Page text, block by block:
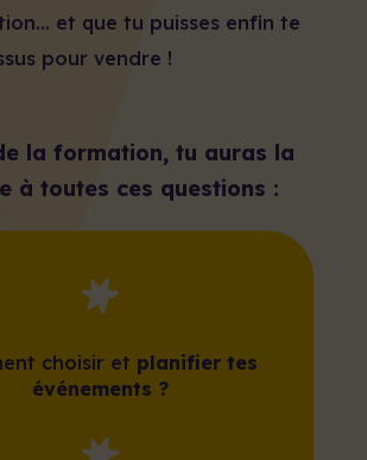
et que tu puisses enfin te
pour vendre !
la formation, tu auras la
à toutes ces questions :
choisir et planifier tes
événements ?